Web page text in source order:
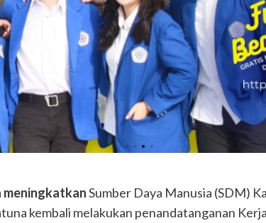
meningkatkanSumber Daya Manusia (SDM)
kembali melakukan penandatanganan